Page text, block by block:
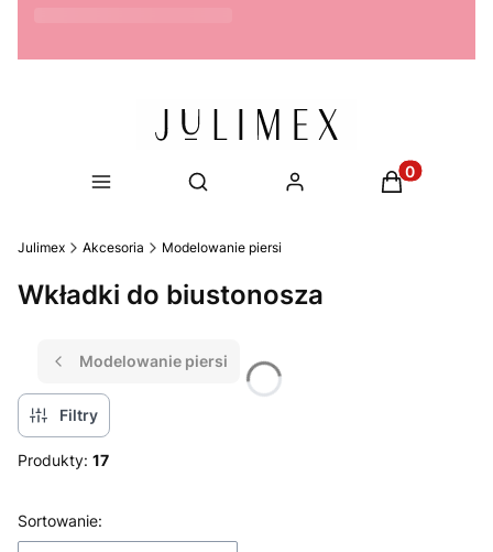
Otwórz wyszukiwarkęProdukty w
Julimex Akcesoria Modelowanie piersi
Wkładki do biustonosza
Modelowanie piersi
Filtry
Produkty: 17
Lista produktów
Sortowanie: